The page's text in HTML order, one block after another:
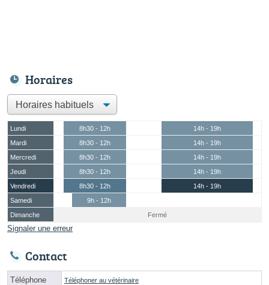
Horaires
Lundi 8h30 - 12h
14h - 19h
Mardi
8h30 - 12h
14h - 19h
Mercredi
8h30 - 12h
14h - 19h
Jeudi
8h30 - 12h
14h - 19h
Vendredi
8h30 - 12h
14h - 19h
Samedi
9h - 12h
Dimanche
Fermé
Signaler une erreur
Contact
Téléphone Téléphoner au vétérinaire